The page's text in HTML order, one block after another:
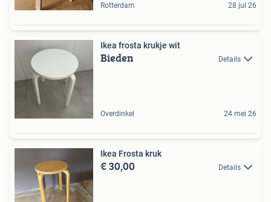
Rotterdam 28 jul 26
Ikea frosta krukje wit
Bieden Details
Overdinkel 24 mei 26
Ikea Frosta kruk
€ 30,00 Details